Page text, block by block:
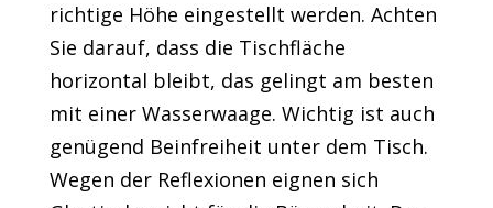
richtige Höhe eingestellt werden. Achten
Sie darauf, dass die Tischfläche
horizontal bleibt, das gelingt am besten
mit einer Wasserwaage. Wichtig ist auch
genügend Beinfreiheit unter dem Tisch.
Wegen der Reflexionen eignen sich